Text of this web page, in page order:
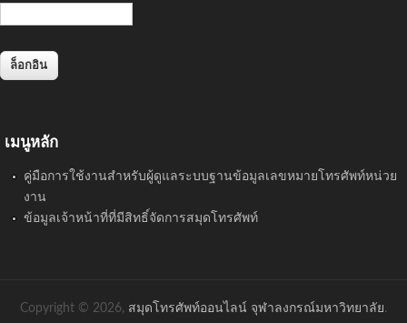
เมนูหลัก
คู่มือการใช้งานสำหรับผู้ดูแลระบบฐานข้อมูลเลขหมายโทรศัพท์หน่วย
งาน
ข้อมูลเจ้าหน้าที่ที่มีสิทธิ์จัดการสมุดโทรศัพท์
Copyright © 2026, สมุดโทรศัพท์ออนไลน์ จุฬาลงกรณ์มหาวิทยาลัย.